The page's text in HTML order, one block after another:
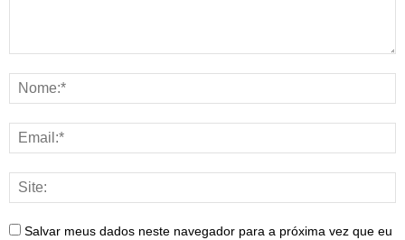
Salvar meus dados neste navegador para a próxima vez que eu